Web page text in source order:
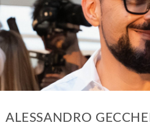
ALESSANDRO